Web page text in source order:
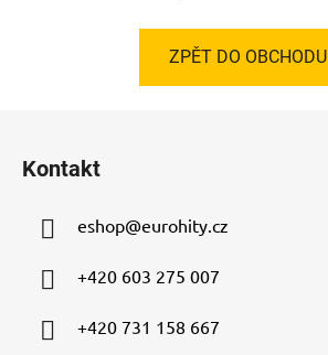
ZPĚT DO OBCHODU
Kontakt
eshop@eurohity.cz
+420 603 275 007
+420 731 158 667